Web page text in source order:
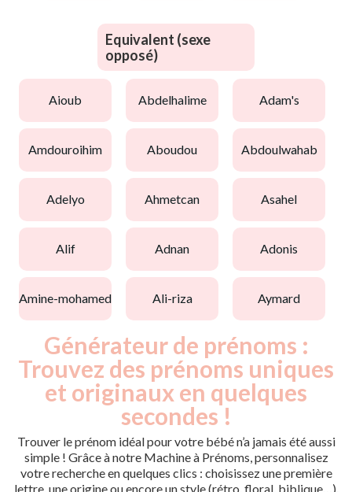
Equivalent (sexe
opposé)
aioub abdelhalime adam's
amdouroihim aboudou abdoulwahab
adelyo ahmetcan asahel
alif adnan adonis
amine-mohamed ali-riza aymard
Générateur de prénoms :
Trouvez des prénoms uniques
et originaux en quelques
secondes !
Trouver le prénom idéal pour votre bébé n’a jamais été aussi
simple ! Grâce à notre Machine à Prénoms, personnalisez
votre recherche en quelques clics : choisissez une première
lettre, une origine ou encore un style (rétro, floral, biblique…).